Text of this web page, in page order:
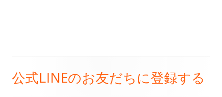
メ
公式LINEのお友だちに登録する